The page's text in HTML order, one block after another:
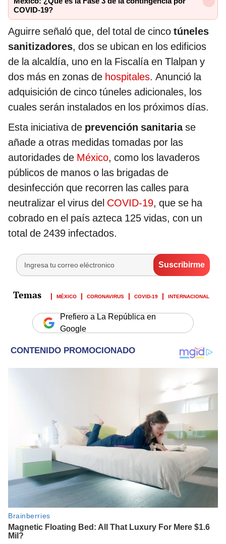
COVID-19?
Aguirre señaló que, del total de cinco túneles
sanitizadores, dos se ubican en los edificios
de la alcaldía, uno en la Fiscalía en Tlalpan y
dos más en zonas de hospitales. Anunció la
adquisición de cinco túneles adicionales, los
cuales serán instalados en los próximos días.
Esta iniciativa de prevención sanitariase
añade a otras medidas tomadas por las
autoridades de México, como los lavaderos
públicos de manos o las brigadas de
desinfección que recorren las calles para
neutralizar el virus del COVID-19, que se ha
cobrado en el país azteca 125 vidas, con un
total de 2439 infectados.
MÉXICO CORONAVIRUS COVID-19 INTERNACIONAL
Prefiero a La República en
Google